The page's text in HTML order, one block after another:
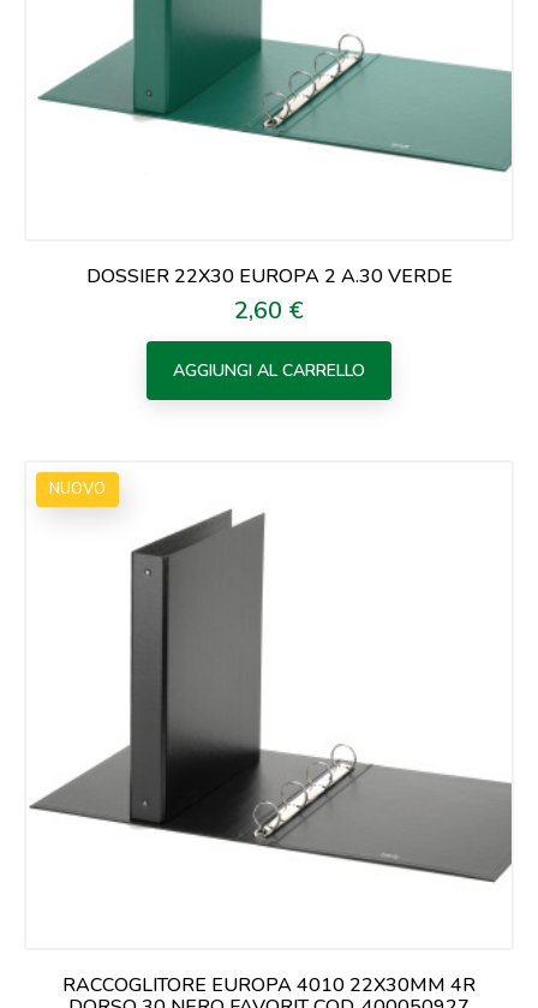
DOSSIER 22X30 EUROPA 2 A.30 VERDE
Prezzo
2,60 €
AGGIUNGI AL CARRELLO
RACCOGLITORE EUROPA 4010 22X30MM 4R
NUOVO